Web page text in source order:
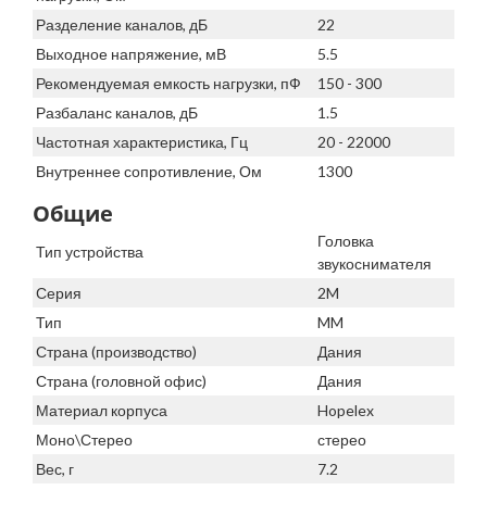
Разделение каналов, дБ
22
Выходное напряжение, мВ
5.5
Рекомендуемая емкость нагрузки, пФ
150 - 300
Разбаланс каналов, дБ
1.5
Частотная характеристика, Гц
20 - 22000
Внутреннее сопротивление, Ом
1300
Общие
Тип устройства
Головка
звукоснимателя
Серия
2M
Тип
MM
Страна (производство)
Дания
Страна (головной офис)
Дания
Материал корпуса
Hopelex
Моно\Стерео
стерео
Вес, г
7.2